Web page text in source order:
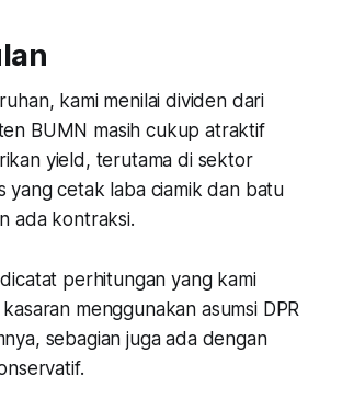
kami menilai dividen dari
BUMN masih cukup atraktif
yield, terutama di sektor
yang cetak laba ciamik dan batu
ada kontraksi.
perhitungan yang kami
menggunakan asumsi DPR
sebagian juga ada dengan